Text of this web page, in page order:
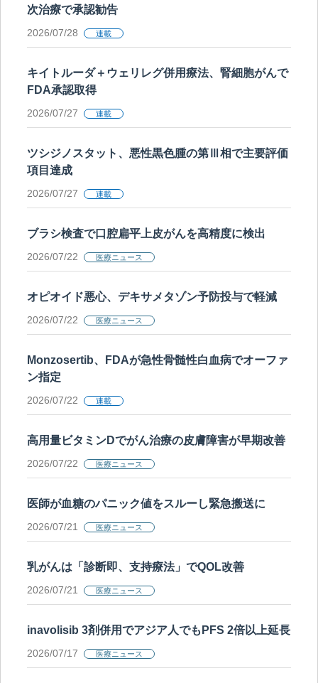
次治療で承認勧告
2026/07/28 連載
キイトルーダ＋ウェリレグ併用療法、腎細胞がんで
FDA承認取得
2026/07/27 連載
ツシジノスタット、悪性黒色腫の第Ⅲ相で主要評価
項目達成
2026/07/27 連載
ブラシ検査で口腔扁平上皮がんを高精度に検出
2026/07/22 医療ニュース
オピオイド悪心、デキサメタゾン予防投与で軽減
2026/07/22 医療ニュース
Monzosertib、FDAが急性骨髄性白血病でオーファ
ン指定
2026/07/22 連載
高用量ビタミンDでがん治療の皮膚障害が早期改善
2026/07/22 医療ニュース
医師が血糖のパニック値をスルーし緊急搬送に
2026/07/21 医療ニュース
乳がんは「診断即、支持療法」でQOL改善
2026/07/21 医療ニュース
inavolisib 3剤併用でアジア人でもPFS 2倍以上延長
2026/07/17 医療ニュース